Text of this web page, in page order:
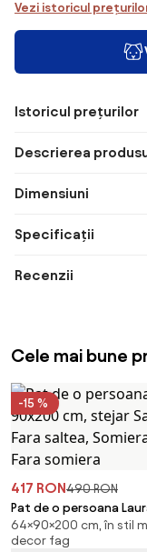
Vezi istoricul
Istoricul prețurilor
Descrierea
Dimensiuni
Specificații
Recenzii
Cele mai bune
-15 %
417 RON490 RON
Pat de o persoana
90x200 cm, stejar
saltea, Somiera pat:
64×90×200 cm, în stil
decor fag